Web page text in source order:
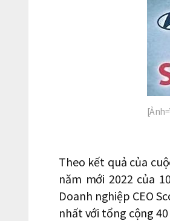
Theo kết quả của
năm mới 2022 của
Doanh nghiệp CEO
nhất với tổng cộng